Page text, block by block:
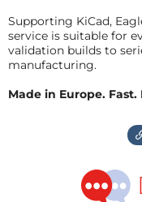
Supporting KiCad,
service is suitable for
validation builds to
manufacturing.
Made in Europe.